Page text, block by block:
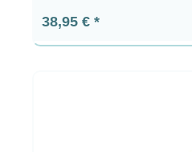
Prix régulier :
38,95 €